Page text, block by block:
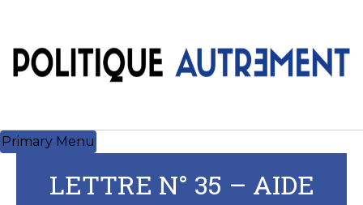
content
Primary Menu
LETTRE N° 35 – AIDE